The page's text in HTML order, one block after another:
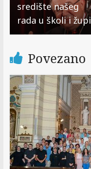
središte našeg
rada u školi i župi
Povezano